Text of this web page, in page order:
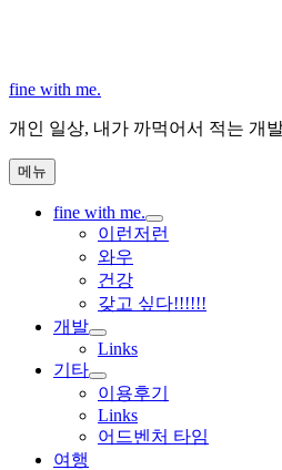
로
로
가
기
fine with me.
개인 일상, 내가 까먹어서 적는 개
메뉴
fine with me.
하
위
확
이런저런
와우
건강
갖고 싶다!!!!!!
개발
하
위
메
뉴
확
장
Links
기타
하
위
메
뉴
이용후기
Links
어드벤처 타임
여행